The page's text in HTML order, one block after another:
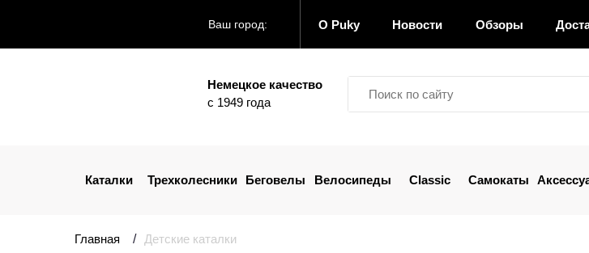
Ваш город: О Puky Новости Обзоры
Немецкое качество
с 1949 года
Каталки Трехколесники Беговелы Велосипеды Classic Самокаты
Главная Детские каталки